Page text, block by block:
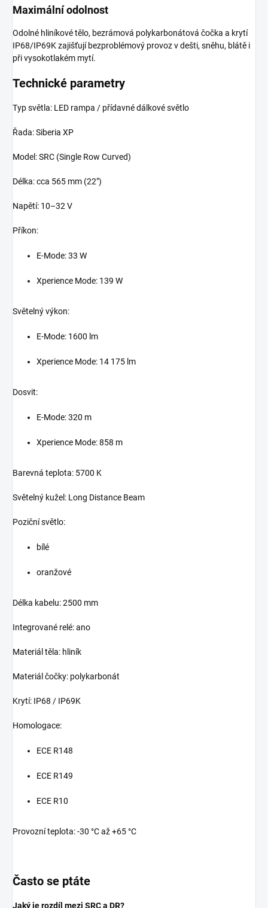
Maximální odolnost
Odolné hliníkové tělo, bezrámová polykarbonátová čočka a krytí
IP68/IP69K zajišťují bezproblémový provoz v dešti, sněhu, blátě i
při vysokotlakém mytí.
Technické parametry
Typ světla: LED rampa / přídavné dálkové světlo
Řada: Siberia XP
Model: SRC (Single Row Curved)
Délka: cca 565 mm (22")
Napětí: 10–32 V
Příkon:
E-Mode: 33 W
Xperience Mode: 139 W
Světelný výkon:
E-Mode: 1600 lm
Xperience Mode: 14 175 lm
Dosvit:
E-Mode: 320 m
Xperience Mode: 858 m
Barevná teplota: 5700 K
Světelný kužel: Long Distance Beam
Poziční světlo:
bílé
oranžové
Délka kabelu: 2500 mm
Integrované relé: ano
Materiál těla: hliník
Materiál čočky: polykarbonát
Krytí: IP68 / IP69K
Homologace:
ECE R148
ECE R149
ECE R10
Provozní teplota: -30 °C až +65 °C
Často se ptáte
Jaký je rozdíl mezi SRC a DR?